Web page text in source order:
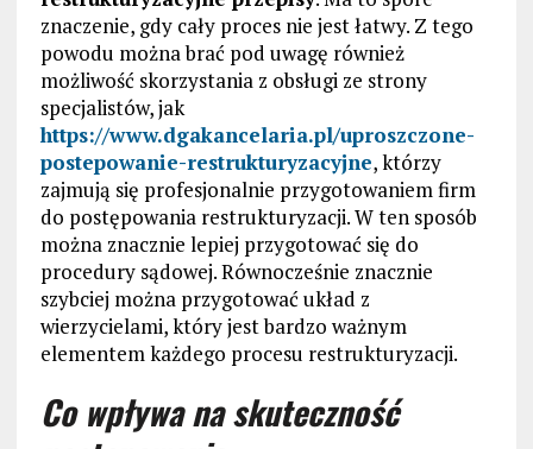
znaczenie, gdy cały proces nie jest łatwy. Z tego
powodu można brać pod uwagę również
możliwość skorzystania z obsługi ze strony
specjalistów, jak
https://www.dgakancelaria.pl/uproszczone-
postepowanie-restrukturyzacyjne, którzy
zajmują się profesjonalnie przygotowaniem firm
do postępowania restrukturyzacji. W ten sposób
można znacznie lepiej przygotować się do
procedury sądowej. Równocześnie znacznie
szybciej można przygotować układ z
wierzycielami, który jest bardzo ważnym
elementem każdego procesu restrukturyzacji.
Co wpływa na skuteczność